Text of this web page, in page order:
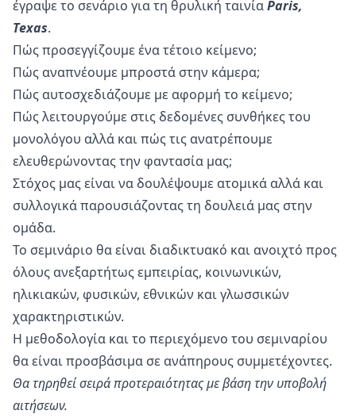
έγραψε το σενάριο για τη θρυλική ταινίαParis,
Texas.
Πώς προσεγγίζουμε ένα τέτοιο κείμενο;
Πώς αναπνέουμε μπροστά στην κάμερα;
Πώς αυτοσχεδιάζουμε με αφορμή το κείμενο;
Πώς λειτουργούμε στις δεδομένες συνθήκες του
μονολόγου αλλά και πώς τις ανατρέπουμε
ελευθερώνοντας την φαντασία μας;
Στόχος μας είναι να δουλέψουμε ατομικά αλλά και
συλλογικά παρουσιάζοντας τη δουλειά μας στην
ομάδα.
Το σεμινάριο θα είναι διαδικτυακό και ανοιχτό προς
όλους ανεξαρτήτως εμπειρίας, κοινωνικών,
ηλικιακών, φυσικών, εθνικών και γλωσσικών
χαρακτηριστικών.
Η μεθοδολογία και το περιεχόμενο του σεμιναρίου
θα είναι προσβάσιμα σε ανάπηρους συμμετέχοντες.
Θα τηρηθεί σειρά προτεραιότητας με βάση την υποβολή
αιτήσεων.